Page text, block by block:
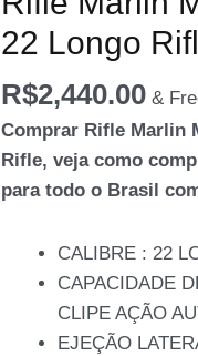
22 Longo
R$2,440.00 &
Comprar Rifle Marlin
Rifle, veja como
para todo o Brasil
CALIBRE : 22
CAPACIDADE
CLIPE AÇÃO
EJEÇÃO